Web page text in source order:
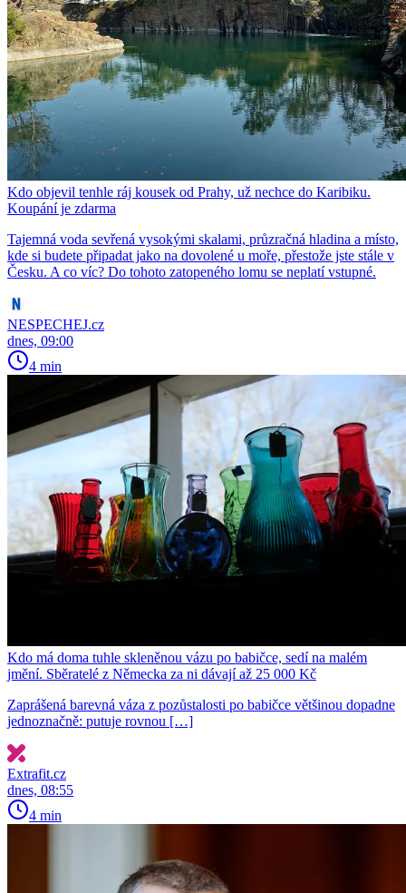
Kdo objevil tenhle ráj kousek od Prahy, už nechce do Karibiku.
Koupání je zdarma
Tajemná voda sevřená vysokými skalami, průzračná hladina a místo,
kde si budete připadat jako na dovolené u moře, přestože jste stále v
Česku. A co víc? Do tohoto zatopeného lomu se neplatí vstupné.
NESPECHEJ.cz
dnes, 09:00
4 min
Kdo má doma tuhle skleněnou vázu po babičce, sedí na malém
jmění. Sběratelé z Německa za ni dávají až 25 000 Kč
Zaprášená barevná váza z pozůstalosti po babičce většinou dopadne
jednoznačně: putuje rovnou […]
Extrafit.cz
dnes, 08:55
4 min